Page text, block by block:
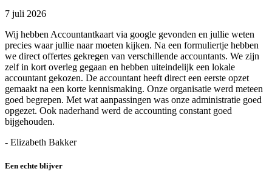
7 juli 2026
Wij hebben Accountantkaart via google gevonden en jullie weten
precies waar jullie naar moeten kijken. Na een formuliertje hebben
we direct offertes gekregen van verschillende accountants. We zijn
zelf in kort overleg gegaan en hebben uiteindelijk een lokale
accountant gekozen. De accountant heeft direct een eerste opzet
gemaakt na een korte kennismaking. Onze organisatie werd meteen
goed begrepen. Met wat aanpassingen was onze administratie goed
opgezet. Ook naderhand werd de accounting constant goed
bijgehouden.
- Elizabeth Bakker
Een echte blijver